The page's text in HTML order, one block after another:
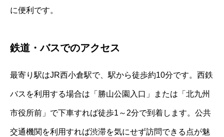
に便利です。
鉄道・バスでのアクセス
最寄り駅はJR西小倉駅で、駅から徒歩約10分です。西鉄
バスを利用する場合は「勝山公園入口」または「北九州
市役所前」で下車すれば徒歩1～2分で到着します。公共
交通機関を利用すれば渋滞を気にせず訪問できる点が魅